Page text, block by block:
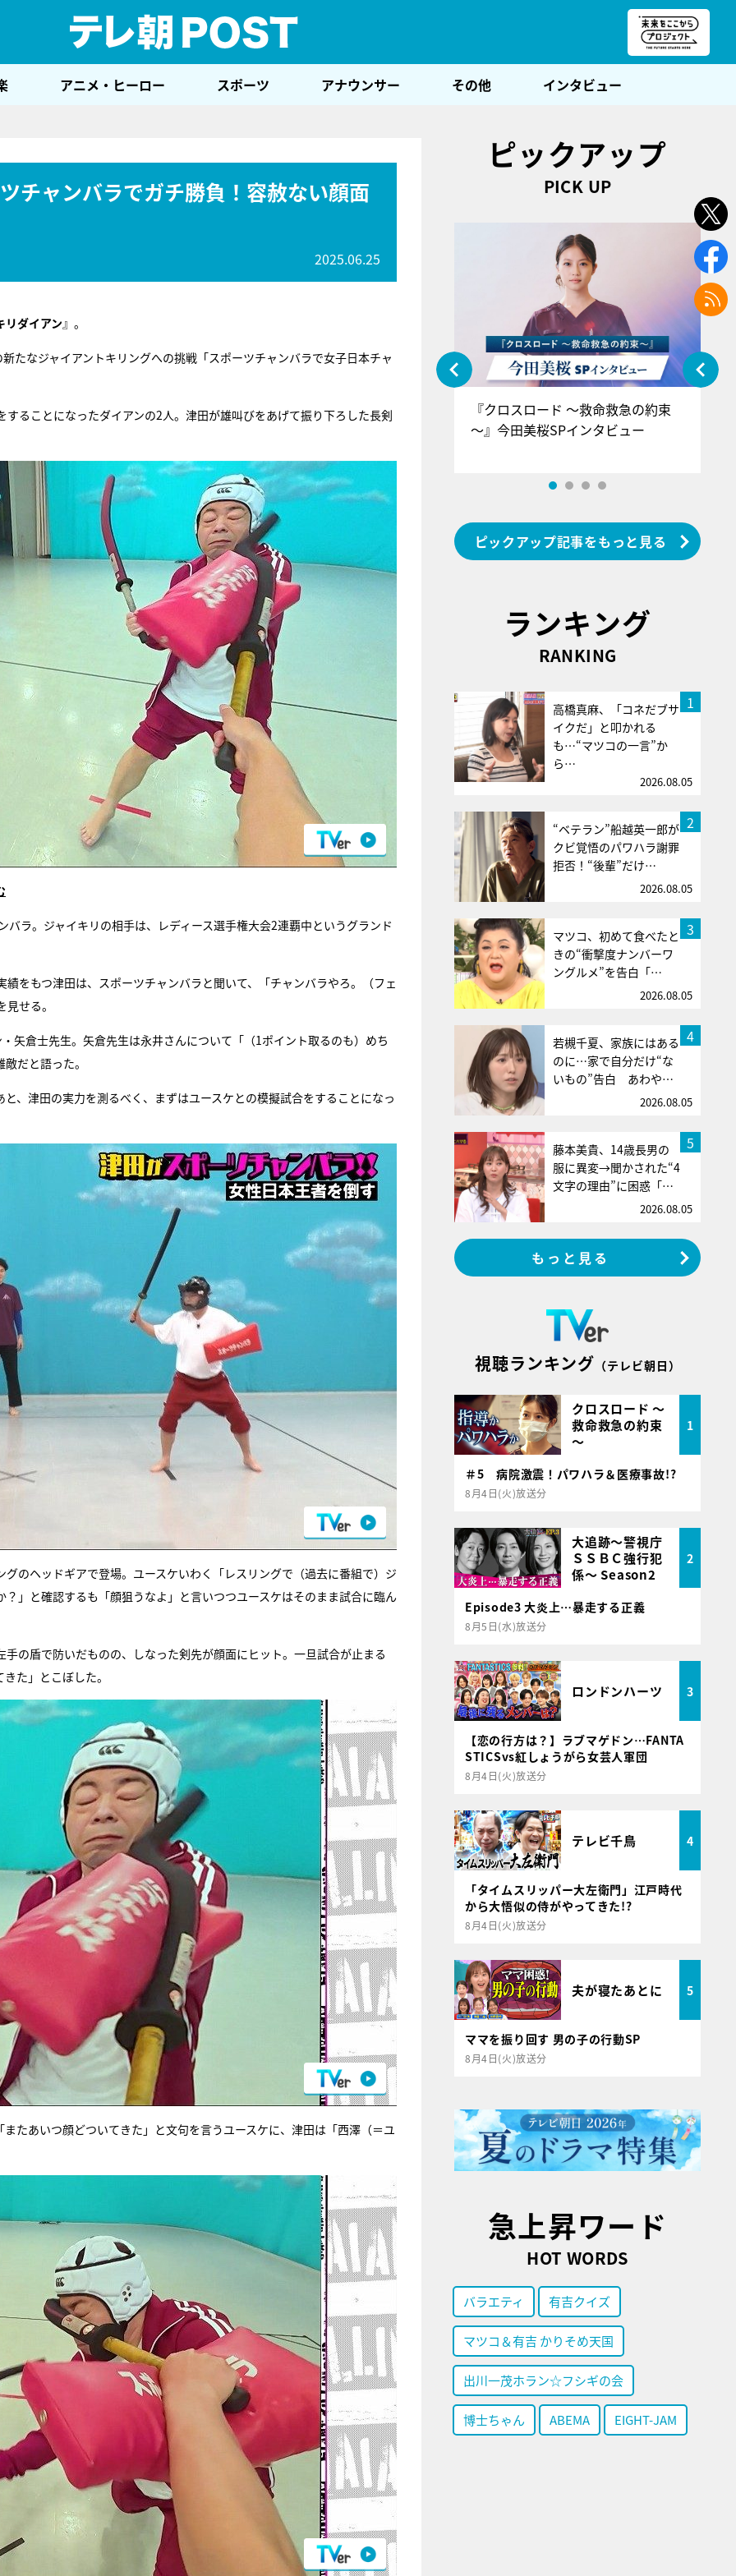
アニメ・ヒーロー スポーツ アナウンサー その他 インタビュー
チャンバラでガチ勝負！容赦ない顔面
2025.06.25
リダイアン』。
たなジャイアントキリングへの挑戦「スポーツチャンバラで女子日本チャ
ることになったダイアンの2人。津田が雄叫びをあげて振り下ろした長剣
ラ。ジャイキリの相手は、レディース選手権大会2連覇中というグランド
をもつ津田は、スポーツチャンバラと聞いて、「チャンバラやろ。（フェ
せる。
矢倉士先生。矢倉先生は永井さんについて「（1ポイント取るのも）めち
だと語った。
、津田の実力を測るべく、まずはユースケとの模擬試合をすることになっ
のヘッドギアで登場。ユースケいわく「レスリングで（過去に番組で）ジ
」と確認するも「顔狙うなよ」と言いつつユースケはそのまま試合に臨ん
の盾で防いだものの、しなった剣先が顔面にヒット。一旦試合が止まる
た」とこぼした。
たあいつ顔どついてきた」と文句を言うユースケに、津田は「西澤（＝ユ
ピックアップ
PICK UP
『アイ＝ラブ！げーみんぐ』＝LOV
『クロスロード ～救命救急の約束
～』今田美桜SPインタビュー
ピックアップ記事をもっと見る
ランキング
RANKING
1
高橋真麻、「コネだブサ
イクだ」と叩かれる
も…“マツコの一言”か
ら…
2026.08.05
2
“ベテラン”船越英一郎が
クビ覚悟のパワハラ謝罪
拒否！“後輩”だけ…
2026.08.05
3
マツコ、初めて食べたと
きの“衝撃度ナンバーワ
ングルメ”を告白「…
2026.08.05
4
若槻千夏、家族にはある
のに…家で自分だけ“な
いもの”告白 あわや…
2026.08.05
5
藤本美貴、14歳長男の
服に異変→聞かされた“4
文字の理由”に困惑「…
2026.08.05
もっと見る
視聴ランキング （テレビ朝日）
クロスロード ～
救命救急の約束
～
1
＃5 病院激震！パワハラ＆医療事故!?
8月4日(火)放送分
大追跡～警視庁
ＳＳＢＣ強行犯
係～ Season2
2
Episode3 大炎上…暴走する正義
8月5日(水)放送分
ロンドンハーツ 3
【恋の行方は？】ラブマゲドン…FANTA
STICSvs紅しょうがら女芸人軍団
8月4日(火)放送分
テレビ千鳥 4
「タイムスリッパー大左衛門」江戸時代
から大悟似の侍がやってきた!?
8月4日(火)放送分
夫が寝たあとに 5
ママを振り回す 男の子の行動SP
8月4日(火)放送分
急上昇ワード
HOT WORDS
バラエティ 有吉クイズ
マツコ＆有吉 かりそめ天国
出川一茂ホラン☆フシギの会
博士ちゃん ABEMA EIGHT-JAM